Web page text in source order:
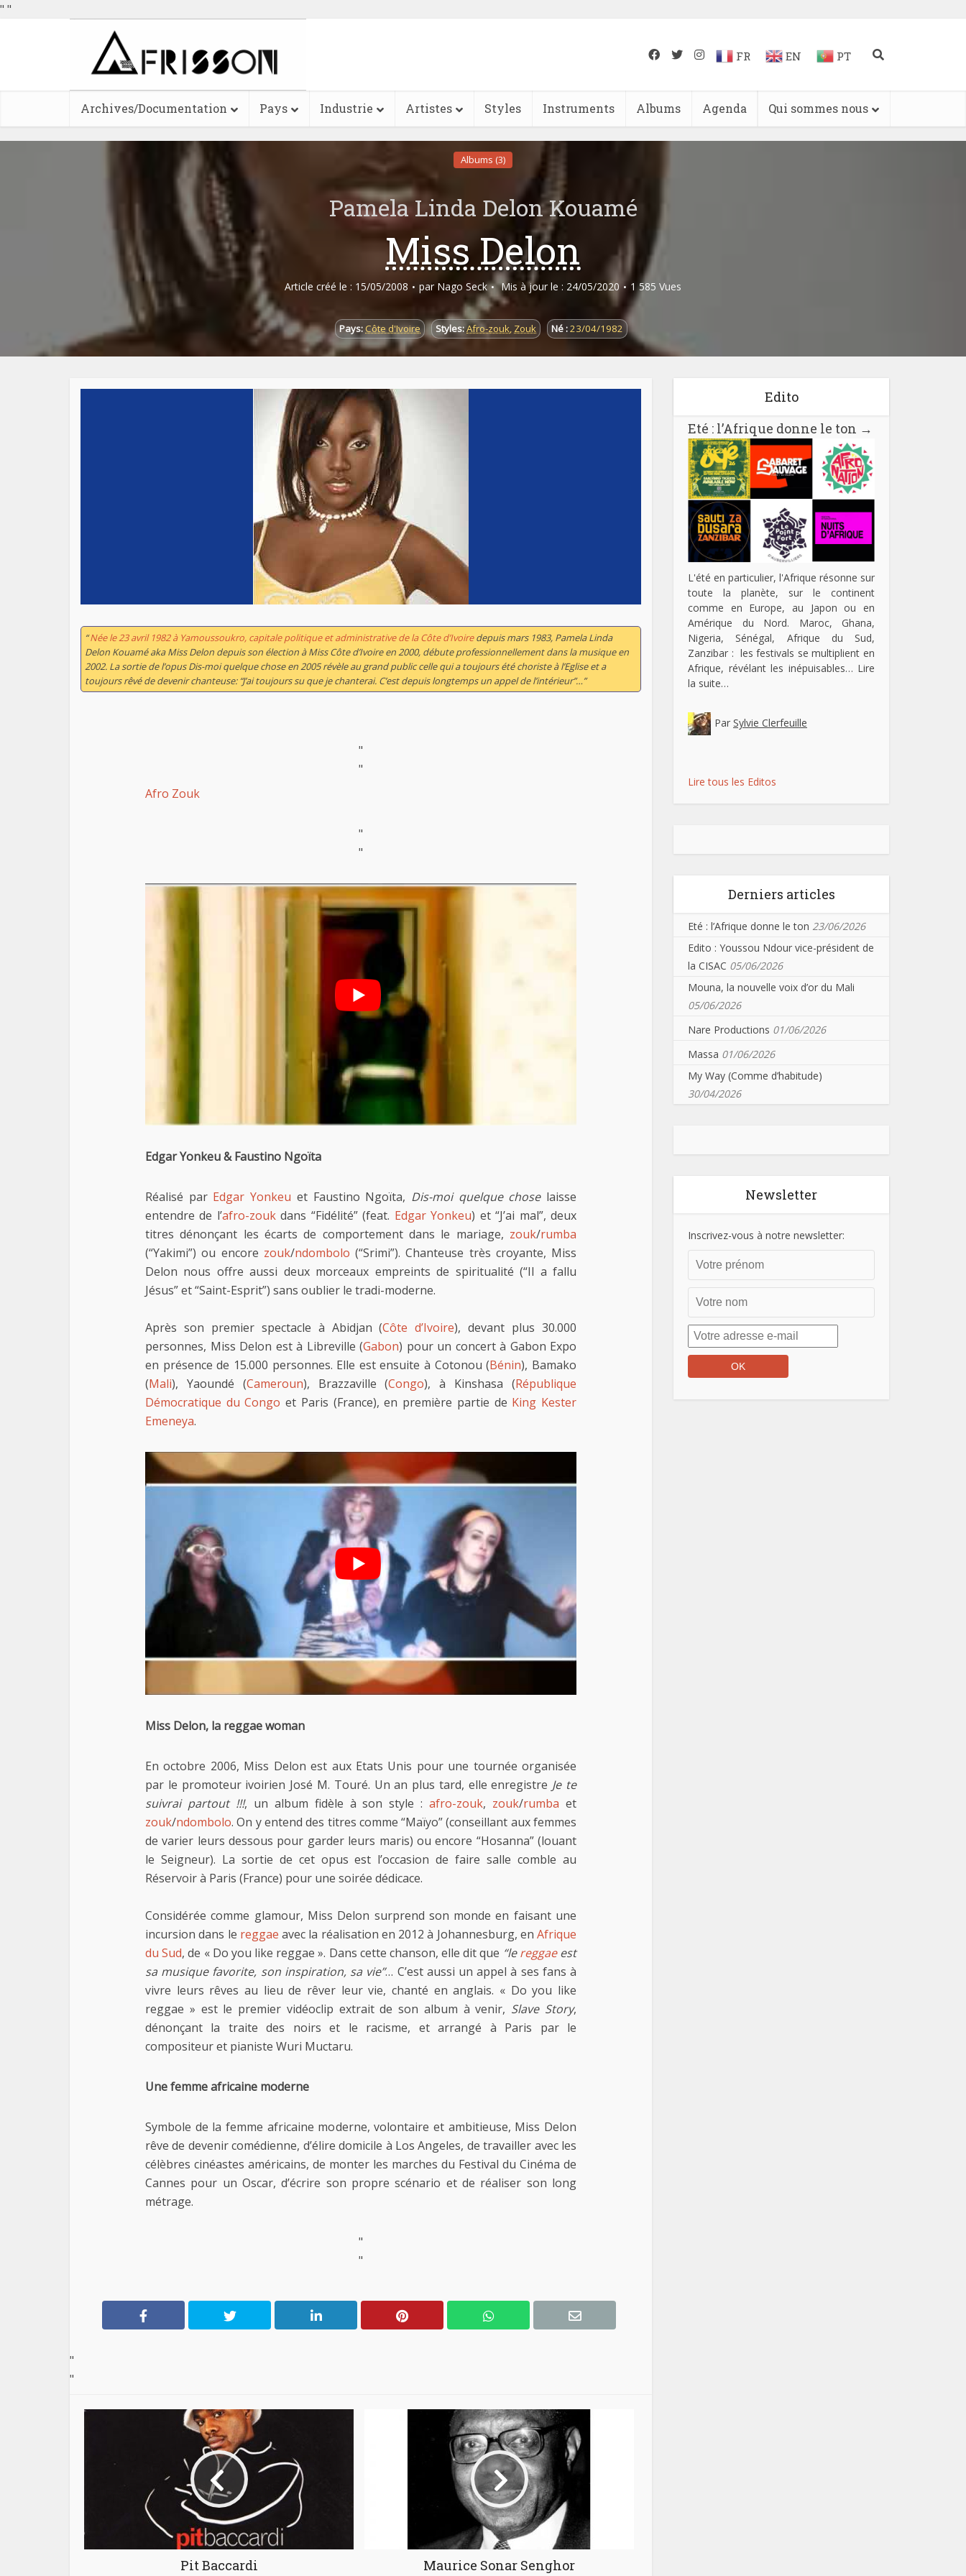
" "
FR EN PT
Archives/Documentation Pays Industrie Artistes Styles Instruments Albums Agenda Qui sommes nous
Albums (3)
Pamela Linda Delon Kouamé
Miss Delon
Article créé le : 15/05/2008 par Nago Seck Mis à jour le : 24/05/2020 1 585 Vues
Pays:Côte d'Ivoire Styles:Afro-zouk, Zouk Né :23/04/1982
“Née le 23 avril 1982 à Yamoussoukro, capitale politique et administrative de la Côte d’Ivoiredepuis mars 1983, Pamela Linda
Delon Kouamé aka Miss Delon depuis son élection à Miss Côte d’Ivoire en 2000, débute professionnellement dans la musique en
2002. La sortie de l’opusDis-moi quelque choseen 2005 révèle au grand public celle qui a toujours été choriste à l’Eglise et a
toujours rêvé de devenir chanteuse: “J’ai toujours su que je chanterai. C’est depuis longtemps un appel de l’intérieur”…”
"
"
Afro Zouk
"
"
Edgar Yonkeu & Faustino Ngoïta
Réalisé par Edgar Yonkeu et Faustino Ngoïta, Dis-moi quelque choselaisse
entendre de l’afro-zoukdans “Fidélité” (feat. Edgar Yonkeu) et “J’ai mal”, deux
titres dénonçant les écarts de comportement dans le mariage, zouk/rumba
(“Yakimi”) ou encore zouk/ndombolo (“Srimi”). Chanteuse très croyante, Miss
Delon nous offre aussi deux morceaux empreints de spiritualité (“Il a fallu
Jésus” et “Saint-Esprit”) sans oublier le tradi-moderne.
Après son premier spectacle à Abidjan (Côte d’Ivoire), devant plus 30.000
personnes, Miss Delon est à Libreville (Gabon) pour un concert à Gabon Expo
en présence de 15.000 personnes. Elle est ensuite à Cotonou (Bénin), Bamako
(Mali), Yaoundé (Cameroun), Brazzaville (Congo), à Kinshasa (République
Démocratique du Congo et Paris (France), en première partie de King Kester
Emeneya.
Miss Delon, la reggae woman
En octobre 2006, Miss Delon est aux Etats Unis pour une tournée organisée
par le promoteur ivoirien José M. Touré. Un an plus tard, elle enregistre Je te
suivrai partout !!!, un album fidèle à son style :afro-zouk, zouk/rumba et
zouk/ndombolo. On y entend des titres comme “Maïyo” (conseillant aux femmes
de varier leurs dessous pour garder leurs maris) ou encore “Hosanna” (louant
le Seigneur). La sortie de cet opus est l’occasion de faire salle comble au
Réservoir à Paris (France) pour une soirée dédicace.
Considérée comme glamour, Miss Delon surprend son monde en faisant une
incursion dans le reggae avec la réalisation en 2012 à Johannesburg, en Afrique
du Sud, de « Do you like reggae ». Dans cette chanson, elle dit que “lereggaeest
sa musique favorite, son inspiration, sa vie”… C’est aussi un appel à ses fans à
vivre leurs rêves au lieu de rêver leur vie, chanté en anglais. « Do you like
reggae » est le premier vidéoclip extrait de son album à venir, Slave Story,
dénonçant la traite des noirs et le racisme, et arrangé à Paris par le
compositeur et pianiste Wuri Muctaru.
Une femme africaine moderne
Symbole de la femme africaine moderne, volontaire et ambitieuse, Miss Delon
rêve de devenir comédienne, d’élire domicile à Los Angeles, de travailler avec les
célèbres cinéastes américains, de monter les marches du Festival du Cinéma de
Cannes pour un Oscar, d’écrire son propre scénario et de réaliser son long
métrage.
"
"
"
"
Pit Baccardi Maurice Sonar Senghor
Edito
Eté : l’Afrique donne le ton →
L'été en particulier, l'Afrique résonne sur
toute la planète, sur le continent
comme en Europe, au Japon ou en
Amérique du Nord. Maroc, Ghana,
Nigeria, Sénégal, Afrique du Sud,
Zanzibar : les festivals se multiplient en
Afrique, révélant les inépuisables… Lire
la suite…
Par Sylvie Clerfeuille
Lire tous les Editos
Derniers articles
Eté : l’Afrique donne le ton 23/06/2026
Edito : Youssou Ndour vice-président de
la CISAC 05/06/2026
Mouna, la nouvelle voix d’or du Mali
05/06/2026
Nare Productions 01/06/2026
Massa 01/06/2026
My Way (Comme d’habitude)
30/04/2026
Newsletter
Inscrivez-vous à notre newsletter: